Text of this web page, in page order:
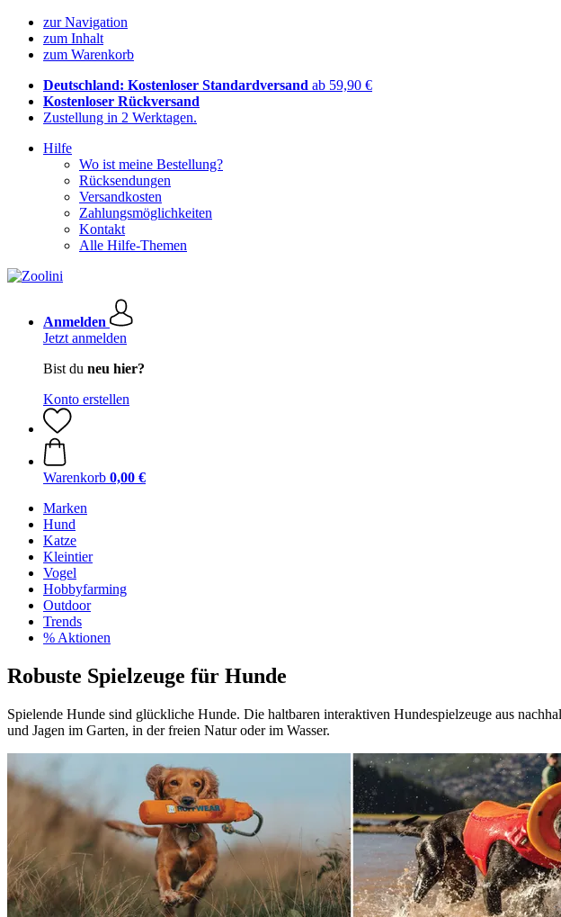
zur Navigation
zum Inhalt
zum Warenkorb
Deutschland: Kostenloser Standardversand ab 59,90 €
Kostenloser Rückversand
Zustellung in 2 Werktagen.
Hilfe
Wo ist meine Bestellung?
Rücksendungen
Versandkosten
Zahlungsmöglichkeiten
Kontakt
Alle Hilfe-Themen
Anmelden
Jetzt anmelden
Bist du neu hier?
Konto erstellen
Warenkorb 0,00 €
Marken
Hund
Katze
Kleintier
Vogel
Hobbyfarming
Outdoor
Trends
% Aktionen
Robuste Spielzeuge für Hunde
Spielende Hunde sind glückliche Hunde. Die haltbaren interaktiven Hundespielzeuge aus
und Jagen im Garten, in der freien Natur oder im Wasser.